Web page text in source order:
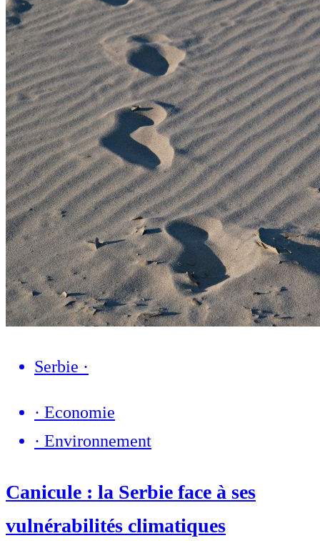
Serbie ·
· Economie
· Environnement
Canicule : la Serbie face à ses
vulnérabilités climatiques